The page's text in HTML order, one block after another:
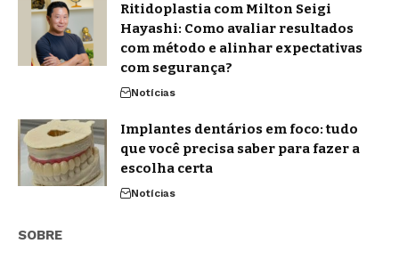
Ritidoplastia com Milton Seigi
Hayashi: Como avaliar resultados
com método e alinhar expectativas
com segurança?
Notícias
Implantes dentários em foco: tudo
que você precisa saber para fazer a
escolha certa
Notícias
SOBRE